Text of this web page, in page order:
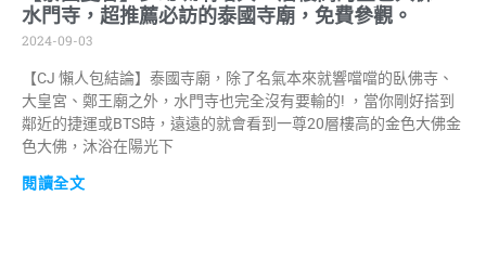
水門寺，超推薦必訪的泰國寺廟，免費參觀。
2024-09-03
【CJ 懶人包結論】泰國寺廟，除了名氣本來就響噹噹的臥佛寺、
大皇宮、鄭王廟之外，水門寺也完全沒有要輸的! ，當你剛好搭到
鄰近的捷運或BTS時，遠遠的就會看到一尊20層樓高的金色大佛金
色大佛，沐浴在陽光下
閱讀全文